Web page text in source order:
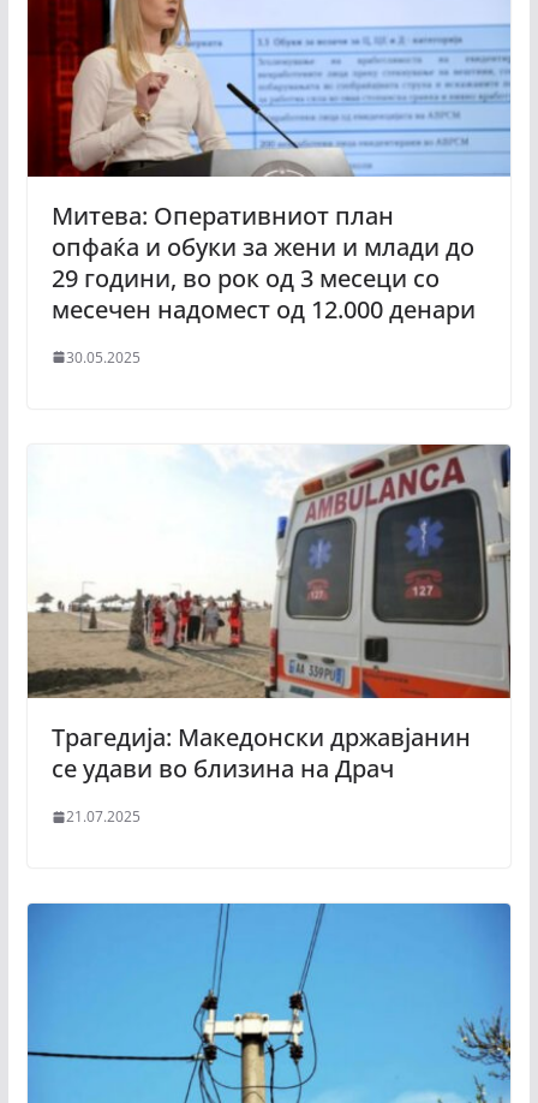
Митева: Оперативниот план
опфаќа и обуки за жени и млади до
29 години, во рок од 3 месеци со
месечен надомест од 12.000 денари
30.05.2025
Трагедија: Македонски државјанин
се удави во близина на Драч
21.07.2025